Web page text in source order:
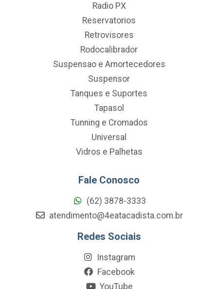
Radio PX
Reservatorios
Retrovisores
Rodocalibrador
Suspensao e Amortecedores
Suspensor
Tanques e Suportes
Tapasol
Tunning e Cromados
Universal
Vidros e Palhetas
Fale Conosco
(62) 3878-3333
atendimento@4eatacadista.com.br
Redes Sociais
Instagram
Facebook
YouTube